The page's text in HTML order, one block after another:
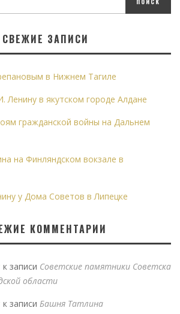
СВЕЖИЕ ЗАПИСИ
в Нижнем Тагиле
Ленину в якутском городе Алдане
гражданской войны на Дальнем
на Финляндском вокзале в
у Дома Советов в Липецке
КОММЕНТАРИИ
к записи Советские памятники Советска
области
к записи Башня Татлина